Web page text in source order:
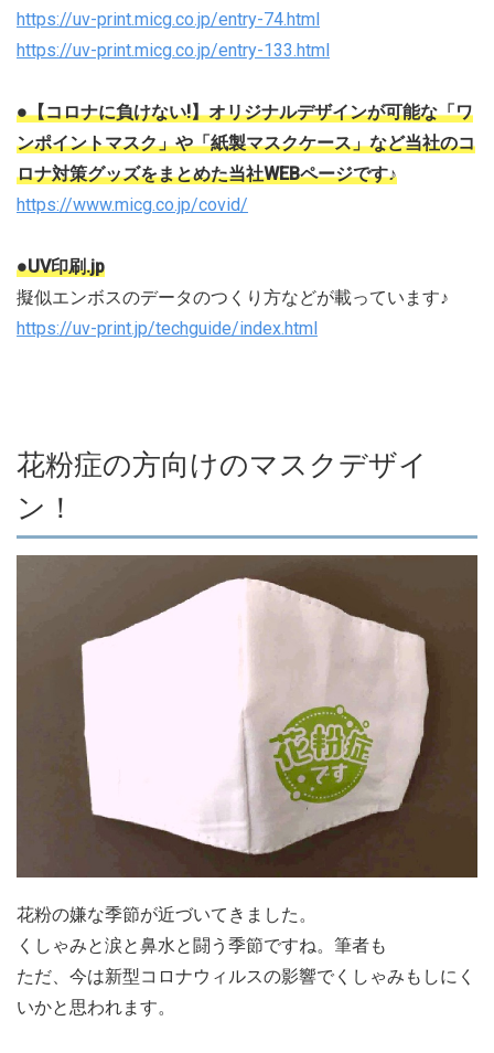
https://uv-print.micg.co.jp/entry-74.html
https://uv-print.micg.co.jp/entry-133.html
●【コロナに負けない!】オリジナルデザインが可能な「ワ
ンポイントマスク」や「紙製マスクケース」など当社のコ
ロナ対策グッズをまとめた当社WEBページです♪
https://www.micg.co.jp/covid/
●UV印刷.jp
擬似エンボスのデータのつくり方などが載っています♪
https://uv-print.jp/techguide/index.html
花粉症の方向けのマスクデザイ
ン！
花粉の嫌な季節が近づいてきました。
くしゃみと涙と鼻水と闘う季節ですね。筆者も
ただ、今は新型コロナウィルスの影響でくしゃみもしにく
いかと思われます。